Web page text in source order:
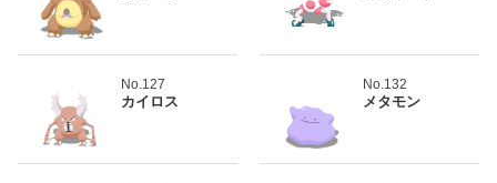
No.127
カイロス
No.132
メタモン